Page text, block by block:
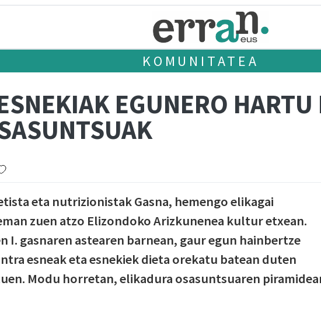
KOMUNITATEA
EGUNERO
eta nutrizionistak Gasna, hemengo elikagai
zuen atzo Elizondoko Arizkunenea kultur etxean.
I. gasnaren astearen barnean, gaur egun hainbertze
esneak eta esnekiek dieta orekatu batean duten
Modu horretan, elikadura osasuntsuaren